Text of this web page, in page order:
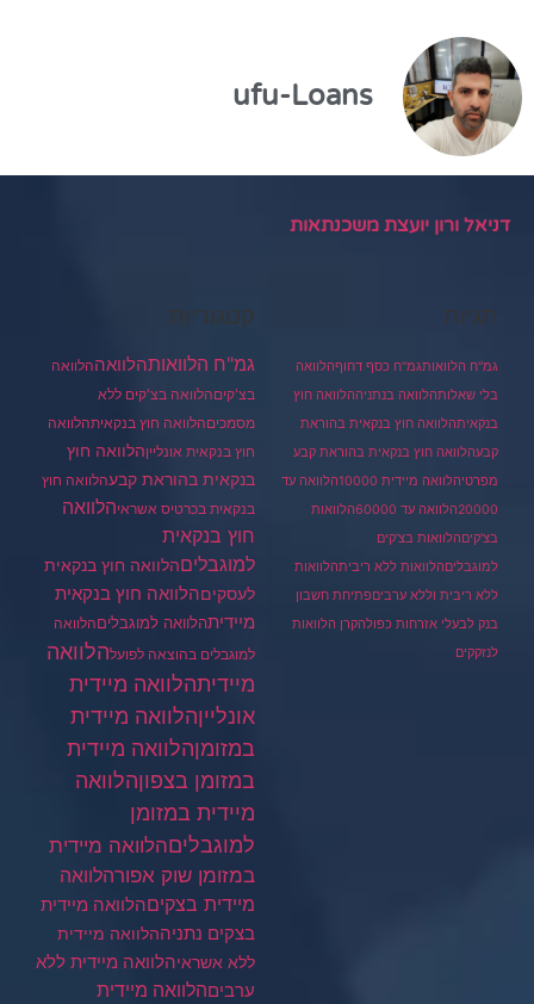
ufu-Loans
דניאל ורון יועצת משכנתאות
תגיות
גמ"ח הלוואותגמ"ח כסף דחוףהלוואה
בלי שאלותהלוואה בנתניההלוואה חוץ
בנקאיתהלוואה חוץ בנקאית בהוראת
קבעהלוואה חוץ בנקאית בהוראת קבע
מפרטיהלוואה מיידית 10000
הלוואה עד
20000הלוואה עד 60000
הלוואות
בצ'קיםהלוואות בצ'קים
למוגבליםהלוואות ללא ריביתהלוואות
ללא ריבית וללא ערביםפתיחת חשבון
בנק לבעלי אזרחות כפולהקרן הלוואות
לנזקקים
קטגוריות
גמ"ח הלוואותהלוואההלוואה
בצ'קיםהלוואה בצ'קים ללא
מסמכיםהלוואה חוץ בנקאיתהלוואה
חוץ בנקאית אונלייןהלוואה חוץ
בנקאית בהוראת קבעהלוואה חוץ
בנקאית בכרטיס אשראיהלוואה
חוץ בנקאית
למוגבליםהלוואה חוץ בנקאית
לעסקיםהלוואה חוץ בנקאית
מיידיתהלוואה למוגבליםהלוואה
למוגבלים בהוצאה לפועלהלוואה
מיידיתהלוואה מיידית
אונלייןהלוואה מיידית
במזומןהלוואה מיידית
במזומן בצפוןהלוואה
מיידית במזומן
למוגבליםהלוואה מיידית
במזומן שוק אפורהלוואה
מיידית בצקיםהלוואה מיידית
בצקים נתניההלוואה מיידית
ללא אשראיהלוואה מיידית ללא
ערביםהלוואה מיידית